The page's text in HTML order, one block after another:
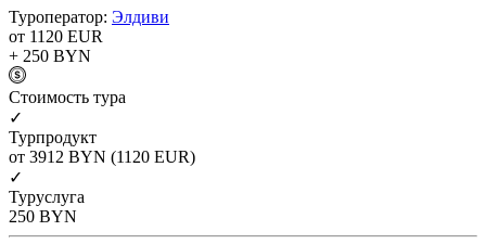
Туроператор: Элдиви
от 1120 EUR
+ 250 BYN
Cтоимость тура
✓
Турпродукт
от 3912 BYN (1120 EUR)
✓
Туруслуга
250 BYN